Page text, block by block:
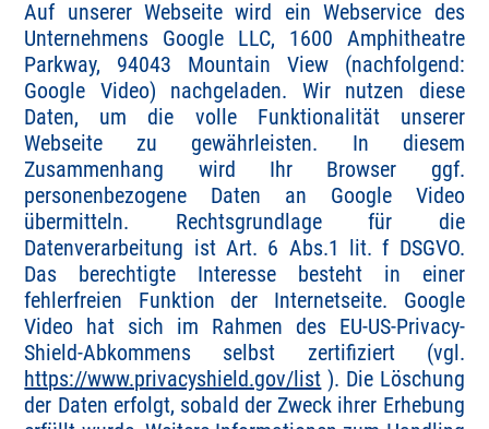
Auf unserer Webseite wird ein Webservice des
Unternehmens Google LLC, 1600 Amphitheatre
Parkway, 94043 Mountain View (nachfolgend:
Google Video) nachgeladen. Wir nutzen diese
Daten, um die volle Funktionalität unserer
Webseite zu gewährleisten. In diesem
Zusammenhang wird Ihr Browser ggf.
personenbezogene Daten an Google Video
übermitteln. Rechtsgrundlage für die
Datenverarbeitung ist Art. 6 Abs.1 lit. f DSGVO.
Das berechtigte Interesse besteht in einer
fehlerfreien Funktion der Internetseite. Google
Video hat sich im Rahmen des EU-US-Privacy-
Shield-Abkommens selbst zertifiziert (vgl.
https://www.privacyshield.gov/list ). Die Löschung
der Daten erfolgt, sobald der Zweck ihrer Erhebung